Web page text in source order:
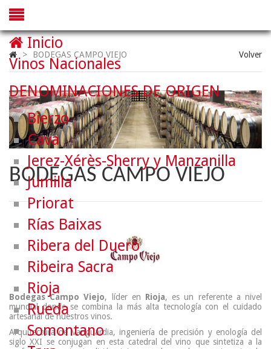
> BODEGAS CAMPO VIEJO Volver
BODEGAS CAMPO VIEJO
Bodegas Campo Viejo, líder en Rioja, es un referente a nivel
mundial donde se combina la más alta tecnología con el cuidado
artesanal de nuestros vinos.
Arquitectura de vanguardia, ingeniería de precisión y enología del
siglo XXI se conjugan en esta catedral del vino que sintetiza a la
Inicio
Vinos Nacionales
DENOMINACIONES DE ORIGEN
Bierzo
Cava
Jerez-Xérès-Sherry y Manzanilla
Jumilla
Priorat
Rías Baixas
Ribera del Duero
Ribeira Sacra
Rioja
Rueda
Somontano